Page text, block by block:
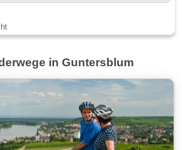
in Guntersblum